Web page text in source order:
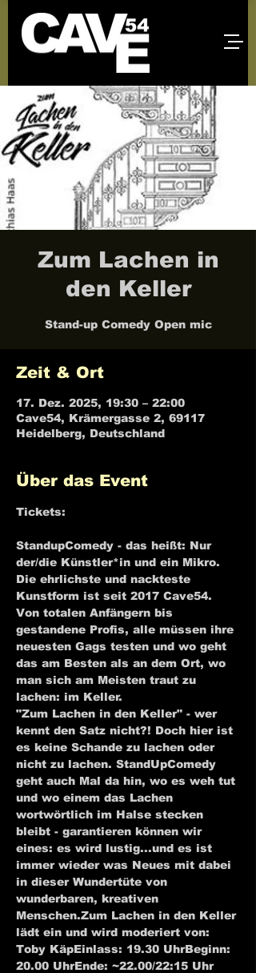
Zum Lachen in
den Keller
Stand-up Comedy Open mic
Zeit & Ort
17. Dez. 2025, 19:30 – 22:00
Cave54, Krämergasse 2, 69117
Heidelberg, Deutschland
Über das Event
Tickets:
StandupComedy - das heißt: Nur
der/die Künstler*in und ein Mikro.
Die ehrlichste und nackteste
Kunstform ist seit 2017 Cave54.
Von totalen Anfängern bis
gestandene Profis, alle müssen ihre
neuesten Gags testen und wo geht
das am Besten als an dem Ort, wo
man sich am Meisten traut zu
lachen: im Keller.
"Zum Lachen in den Keller" - wer
kennt den Satz nicht?! Doch hier ist
es keine Schande zu lachen oder
nicht zu lachen. StandUpComedy
geht auch Mal da hin, wo es weh tut
und wo einem das Lachen
wortwörtlich im Halse stecken
bleibt - garantieren können wir
eines: es wird lustig...und es ist
immer wieder was Neues mit dabei
in dieser Wundertüte von
wunderbaren, kreativen
Menschen.Zum Lachen in den Keller
lädt ein und wird moderiert von:
Toby KäpEinlass: 19.30 UhrBeginn:
20.00 UhrEnde: ~22.00/22:15 Uhr